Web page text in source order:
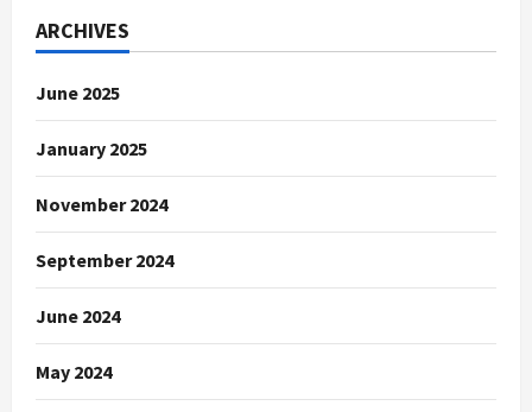
ARCHIVES
June 2025
January 2025
November 2024
September 2024
June 2024
May 2024